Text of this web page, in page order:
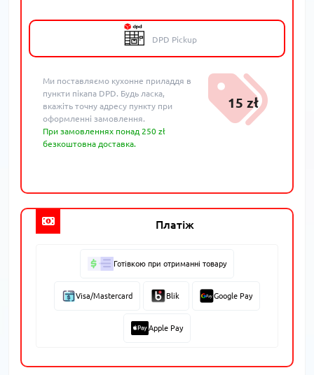
DPD Pickup
Ми поставляємо кухонне приладдя в
пункти пікапа DPD. Будь ласка,
вкажіть точну адресу пункту при
оформленні замовлення.
При замовленнях понад 250 zł
безкоштовна доставка.
15 zł
Платіж
Готівкою при отриманні товару
Visa/Mastercard Blik Google Pay
Apple Pay